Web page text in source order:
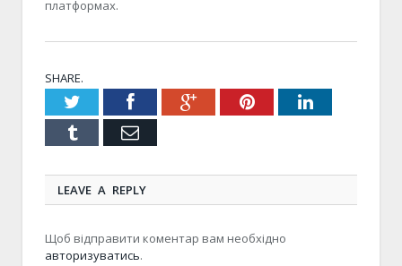
платформах.
SHARE.
TwitterFacebookGoogle+PinterestLinkedIn
Tumblr Email
LEAVE A REPLY
Щоб відправити коментар вам необхідно
авторизуватись.